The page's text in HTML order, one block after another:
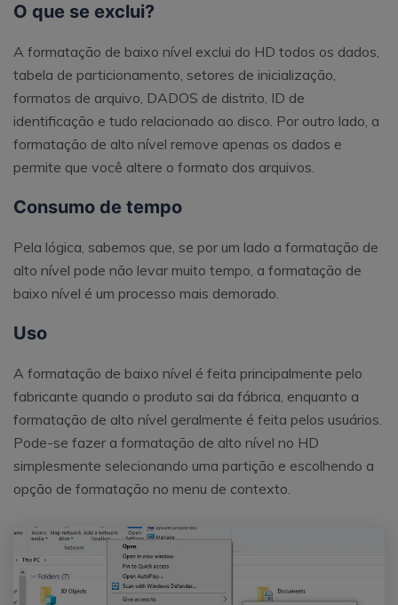
O que se exclui?
A formatação de baixo nível exclui do HD todos os dados,
tabela de particionamento, setores de inicialização,
formatos de arquivo, DADOS de distrito, ID de
identificação e tudo relacionado ao disco. Por outro lado, a
formatação de alto nível remove apenas os dados e
permite que você altere o formato dos arquivos.
Consumo de tempo
Pela lógica, sabemos que, se por um lado a formatação de
alto nível pode não levar muito tempo, a formatação de
baixo nível é um processo mais demorado.
Uso
A formatação de baixo nível é feita principalmente pelo
fabricante quando o produto sai da fábrica, enquanto a
formatação de alto nível geralmente é feita pelos usuários.
Pode-se fazer a formatação de alto nível no HD
simplesmente selecionando uma partição e escolhendo a
opção de formatação no menu de contexto.